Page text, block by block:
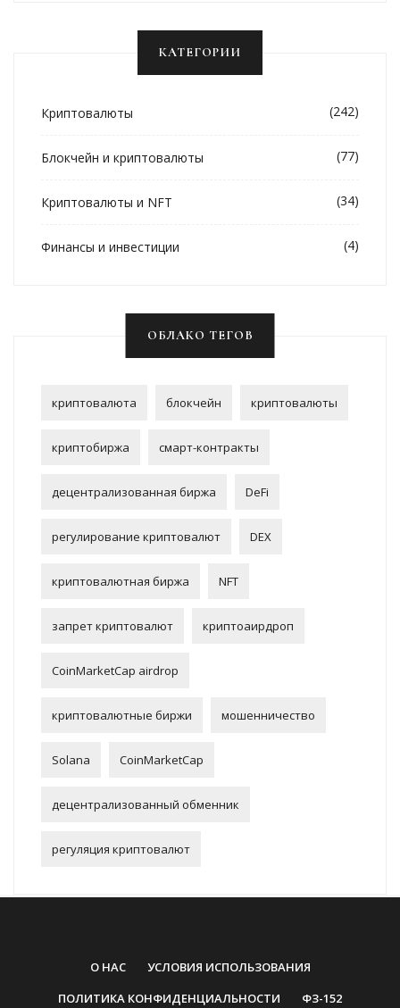
КАТЕГОРИИ
Криптовалюты (242)
Блокчейн и криптовалюты (77)
Криптовалюты и NFT (34)
Финансы и инвестиции (4)
ОБЛАКО ТЕГОВ
криптовалюта блокчейн криптовалюты
криптобиржа смарт-контракты
децентрализованная биржа DeFi
регулирование криптовалют DEX
криптовалютная биржа NFT
запрет криптовалют криптоаирдроп
CoinMarketCap airdrop
криптовалютные биржи мошенничество
Solana CoinMarketCap
децентрализованный обменник
регуляция криптовалют
О НАС
УСЛОВИЯ ИСПОЛЬЗОВАНИЯ
ПОЛИТИКА КОНФИДЕНЦИАЛЬНОСТИ
ФЗ-152